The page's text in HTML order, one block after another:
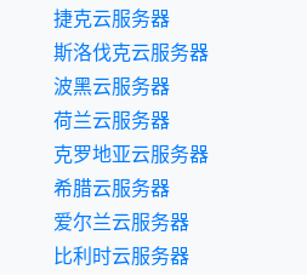
捷克云服务器
斯洛伐克云服务器
波黑云服务器
荷兰云服务器
克罗地亚云服务器
希腊云服务器
爱尔兰云服务器
比利时云服务器